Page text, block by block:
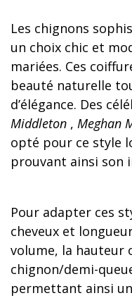
Les chignons
un choix chic et
mariées. Ces
beauté naturelle
d’élégance. Des
Middleton , Meghan
opté pour ce style
prouvant ainsi son
Pour adapter ces
cheveux et
volume, la hauteur
chignon/demi-
permettant ainsi